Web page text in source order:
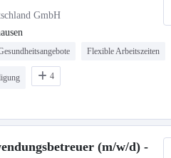
GmbH
Flexible Arbeitszeiten
4
(m/w/d) -